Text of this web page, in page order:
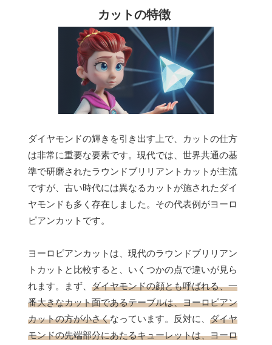
カットの特徴
ダイヤモンドの輝きを引き出す上で、カットの仕方
は非常に重要な要素です。現代では、世界共通の基
準で研磨されたラウンドブリリアントカットが主流
ですが、古い時代には異なるカットが施されたダイ
ヤモンドも多く存在しました。その代表例がヨーロ
ピアンカットです。
ヨーロピアンカットは、現代のラウンドブリリアン
トカットと比較すると、いくつかの点で違いが見ら
れます。まず、 ダイヤモンドの顔とも呼ばれる、一
番大きなカット面であるテーブルは、ヨーロピアン
カットの方が小さくなっています。反対に、 ダイヤ
モンドの先端部分にあたるキューレットは、ヨーロ